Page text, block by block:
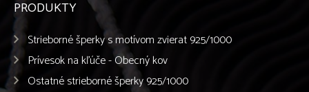
PRODUKTY
Strieborné šperky s motívom zvierat 925/1000
Prívesok na kľúče - Obecný kov
Ostatné strieborné šperky 925/1000